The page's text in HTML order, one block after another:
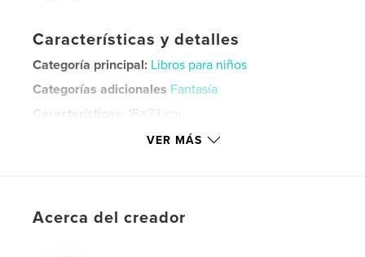
Características y detalles
Categoría principal: Libros para niños
Categorías adicionales Fantasía
Características: 15×23 cm
IdiomaEnglish
VER MÁS
Acerca del creador